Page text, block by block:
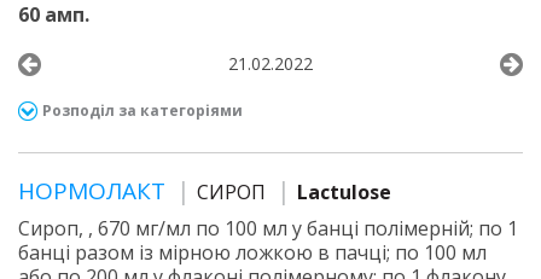
60 амп.
21.02.2022
Розподіл за категоріями
НОРМОЛАКТ СИРОП
Lactulose
Сироп, , 670 мг/мл по 100 мл у банці полімерній; по 1
банці разом із мірною ложкою в пачці; по 100 мл